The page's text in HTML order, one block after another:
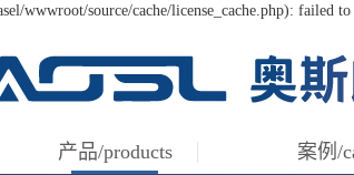
wwwroot/source/cache/license_cache.php): failed
产品/products 案例/